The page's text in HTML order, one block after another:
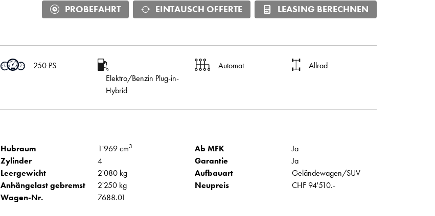
PROBEFAHRT EINTAUSCH OFFERTE LEASING BERECHNEN
250 PS
Elektro/Benzin Plug-in-
Hybrid
Automat Allrad
Hubraum 1'969 cm3
Zylinder
4
Leergewicht
2'080 kg
Anhängelast gebremst
2'250 kg
Wagen-Nr.
7688.01
Ab MFK
Ja
Garantie
Ja
Aufbauart
Geländewagen/SUV
Neupreis
CHF 94'510.-